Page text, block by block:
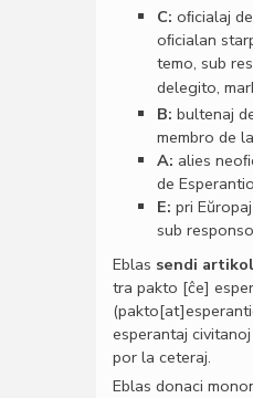
C: oﬁcialaj
oﬁcialan
temo, sub
delegito,
B: bultenaj
membro de
A: alies
de
E: pri
sub
Eblas sendi
tra pakto [ĉe]
esperantaj
por la ceteraj.
Eblas donaci